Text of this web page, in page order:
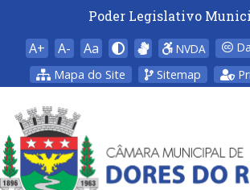
Poder Legislativo
A+ A- Aa NVDA
Mapa do Site
Sitemap